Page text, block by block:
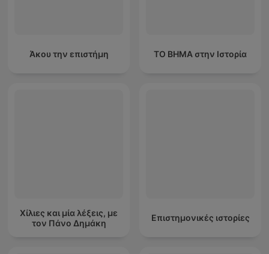
Άκου την επιστήμη ΤΟ ΒΗΜΑ στην Ιστορία
Χίλιες και μία λέξεις, με
τον Πάνο Δημάκη
Επιστημονικές ιστορίες